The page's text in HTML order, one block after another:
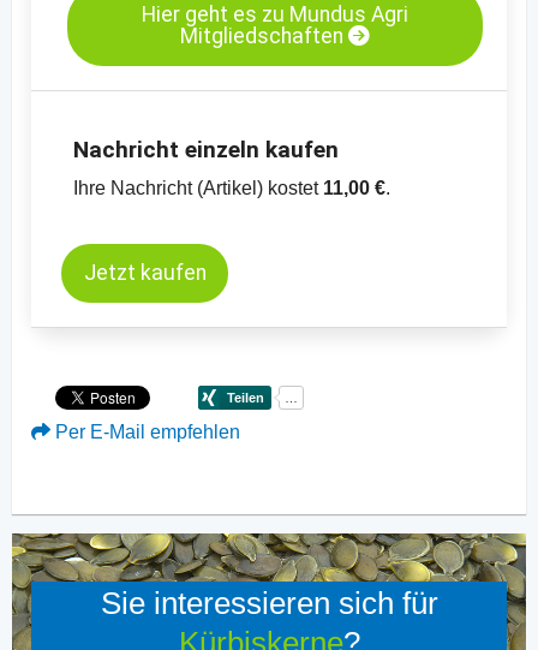
Hier geht es zu Mundus Agri
Mitgliedschaften
Nachricht einzeln kaufen
Ihre Nachricht (Artikel) kostet 11,00 €.
Jetzt kaufen
Per E-Mail empfehlen
Sie interessieren sich für
Kürbiskerne?